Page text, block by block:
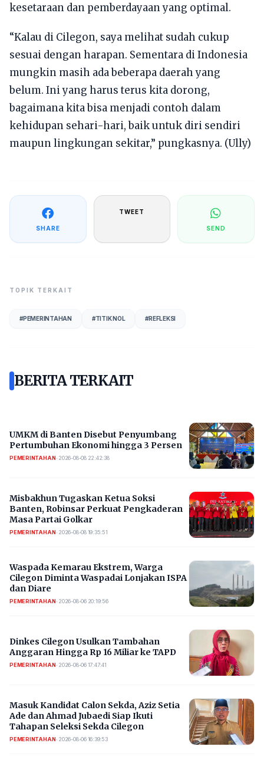
kesetaraan dan pemberdayaan yang optimal.
“Kalau di Cilegon, saya melihat sudah cukup
sesuai dengan harapan. Sementara di Indonesia
mungkin masih ada beberapa daerah yang
belum. Ini yang harus terus kita dorong,
bagaimana kita bisa menjadi contoh dalam
kehidupan sehari-hari, baik untuk diri sendiri
maupun lingkungan sekitar,” pungkasnya. (Ully)
SHARE
TWEET
SEND
TOPIK TERKAIT
#PEMERINTAHAN #TITIK NOL #REFLEKSI
BERITA TERKAIT
UMKM di Banten Disebut Penyumbang
Pertumbuhan Ekonomi hingga 3 Persen
PEMERINTAHAN• 2026-08-08 22:42:38
Misbakhun Tugaskan Ketua Soksi
Banten, Robinsar Perkuat Pengkaderan
Masa Partai Golkar
PEMERINTAHAN• 2026-08-08 19:35:51
Waspada Kemarau Ekstrem, Warga
Cilegon Diminta Waspadai Lonjakan ISPA
dan Diare
PEMERINTAHAN• 2026-08-06 20:19:56
Dinkes Cilegon Usulkan Tambahan
Anggaran Hingga Rp 16 Miliar ke TAPD
PEMERINTAHAN• 2026-08-06 17:47:41
Masuk Kandidat Calon Sekda, Aziz Setia
Ade dan Ahmad Jubaedi Siap Ikuti
Tahapan Seleksi Sekda Cilegon
PEMERINTAHAN• 2026-08-06 16:39:53